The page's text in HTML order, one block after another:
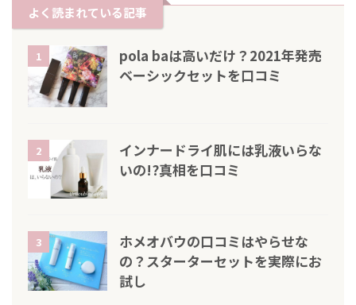
よく読まれている記事
1
pola baは高いだけ？2021年発売
ベーシックセットを口コミ
2
インナードライ肌には乳液いらな
いの!?真相を口コミ
3
ホメオバウの口コミはやらせな
の？スターターセットを実際にお
試し